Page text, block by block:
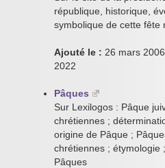
république, historique,
symbolique de cette fête
Ajouté le : 26 mars 2006
2022
Pâques
Sur Lexilogos : Pâque
chrétiennes ;
origine de Pâque ;
chrétiennes ;
Pâques